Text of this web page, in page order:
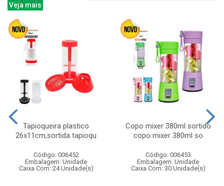
Veja mais
Tapioqueira plastico
26x11cm,sortida tapioqu
Código: 006452
Embalagem: Unidade
Caixa Com: 24 Unidade(s)
Copo mixer 380ml sortido
copo mixer 380ml so
Código: 006453
Embalagem: Unidade
Caixa Com: 30 Unidade(s)